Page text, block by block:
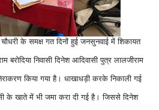
के समक्ष गत दिनों हुई जनसुनवाई में शिकायत
निवासी दिनेश आदिवासी पुत्र लालजीराम
किया गया है। धाखाधड़ी करके निकाली गई
के खाते में भी जमा करा दी गई है। जिससे दिनेश